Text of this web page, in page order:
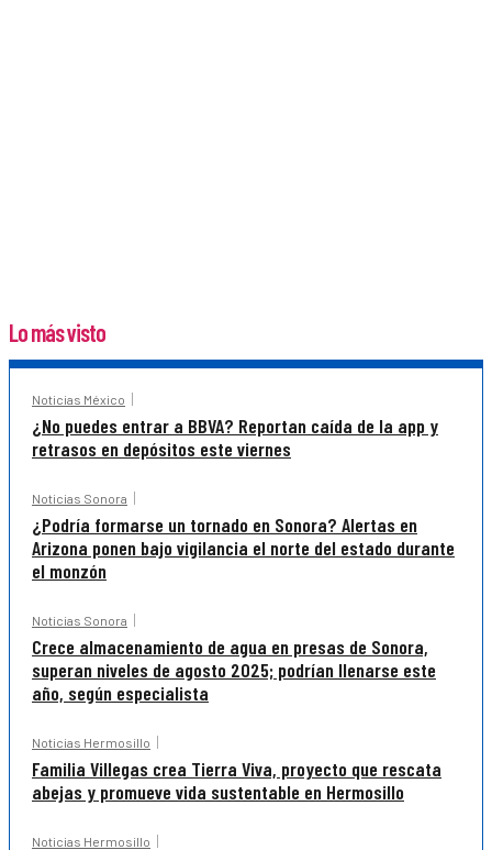
Lo más visto
Noticias México
¿No puedes entrar a BBVA? Reportan caída de la app y
retrasos en depósitos este viernes
Noticias Sonora
¿Podría formarse un tornado en Sonora? Alertas en
Arizona ponen bajo vigilancia el norte del estado durante
el monzón
Noticias Sonora
Crece almacenamiento de agua en presas de Sonora,
superan niveles de agosto 2025; podrían llenarse este
año, según especialista
Noticias Hermosillo
Familia Villegas crea Tierra Viva, proyecto que rescata
abejas y promueve vida sustentable en Hermosillo
Noticias Hermosillo